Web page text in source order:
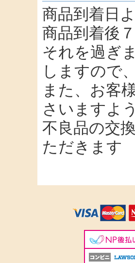
商品到着日
商品到着後
それを過ぎ
しますので
また、お客
さいますよ
不良品の交
ただきます